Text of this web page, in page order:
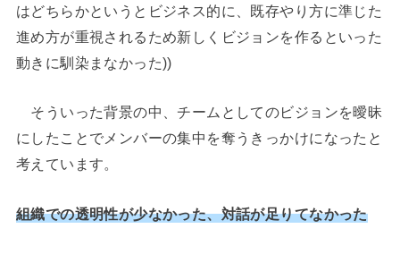
はどちらかというとビジネス的に、既存やり方に準じた
進め方が重視されるため新しくビジョンを作るといった
動きに馴染まなかった))
そういった背景の中、チームとしてのビジョンを曖昧
にしたことでメンバーの集中を奪うきっかけになったと
考えています。
組織での透明性が少なかった、対話が足りてなかった